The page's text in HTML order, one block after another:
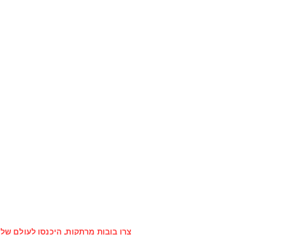
צרו בובות מרתקות, היכנסו לעולם